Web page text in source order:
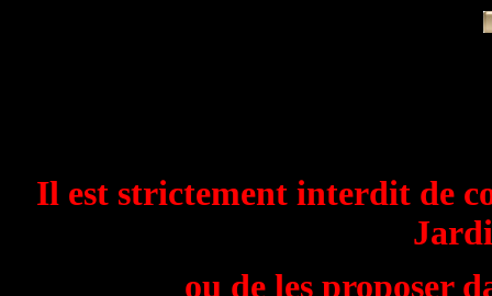
Il est strictement interdit de
ou de les proposer